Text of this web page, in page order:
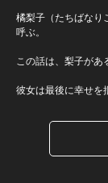
橘梨子（たちばなり
呼ぶ。
この話は、梨子があ
彼女は最後に幸せ